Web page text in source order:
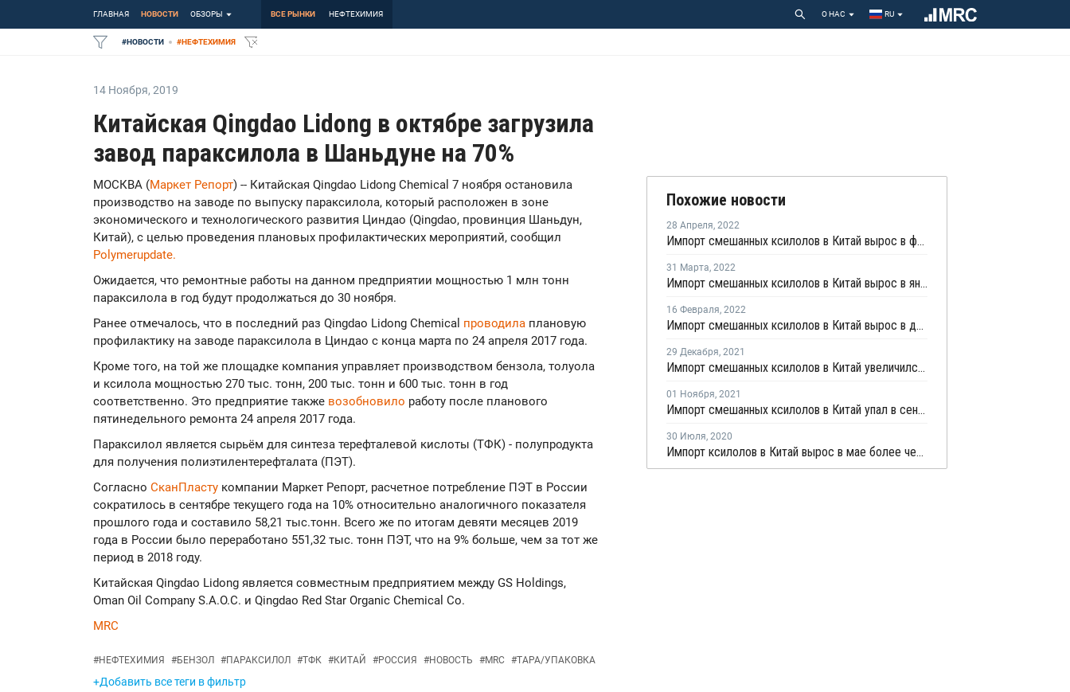
ГЛАВНАЯ НОВОСТИ ОБЗОРЫ ВСЕ РЫНКИ НЕФТЕХИМИЯ О НАС RU
#НОВОСТИ #НЕФТЕХИМИЯ
14 Ноября, 2019
Китайская Qingdao Lidong в октябре загрузила
завод параксилола в Шаньдуне на 70%
МОСКВА (Маркет Репорт) -- Китайская Qingdao Lidong Chemical 7 ноября остановила
производство на заводе по выпуску параксилола, который расположен в зоне
экономического и технологического развития Циндао (Qingdao, провинция Шаньдун,
Китай), с целью проведения плановых профилактических мероприятий, сообщил
Polymerupdate.
Ожидается, что ремонтные работы на данном предприятии мощностью 1 млн тонн
параксилола в год будут продолжаться до 30 ноября.
Ранее отмечалось, что в последний раз Qingdao Lidong Chemical проводила плановую
профилактику на заводе параксилола в Циндао с конца марта по 24 апреля 2017 года.
Кроме того, на той же площадке компания управляет производством бензола, толуола
и ксилола мощностью 270 тыс. тонн, 200 тыс. тонн и 600 тыс. тонн в год
соответственно. Это предприятие также возобновило работу после планового
пятинедельного ремонта 24 апреля 2017 года.
Параксилол является сырьём для синтеза терефталевой кислоты (ТФК) - полупродукта
для получения полиэтилентерефталата (ПЭТ).
Согласно СканПласту компании Маркет Репорт, расчетное потребление ПЭТ в России
сократилось в сентябре текущего года на 10% относительно аналогичного показателя
прошлого года и составило 58,21 тыс.тонн. Всего же по итогам девяти месяцев 2019
года в России было переработано 551,32 тыс. тонн ПЭТ, что на 9% больше, чем за тот же
период в 2018 году.
Китайская Qingdao Lidong является совместным предприятием между GS Holdings,
Oman Oil Company S.A.O.C. и Qingdao Red Star Organic Chemical Co.
MRC
#НЕФТЕХИМИЯ #БЕНЗОЛ #ПАРАКСИЛОЛ #ТФК #КИТАЙ #РОССИЯ #НОВОСТЬ #MRC #ТАРА/УПАКОВКА
+Добавить все теги в фильтр
Похожие новости
28 Апреля, 2022
Импорт смешанных ксилолов в Китай вырос в феврале более чем на четверть
31 Марта, 2022
Импорт смешанных ксилолов в Китай вырос в январе более чем в 1,5 раза
16 Февраля, 2022
Импорт смешанных ксилолов в Китай вырос в декабре на 41,1%
29 Декабря, 2021
Импорт смешанных ксилолов в Китай увеличился в ноябре более чем в 2,5 раза
01 Ноября, 2021
Импорт смешанных ксилолов в Китай упал в сентябре более чем на четверть
30 Июля, 2020
Импорт ксилолов в Китай вырос в мае более чем в 2 раза